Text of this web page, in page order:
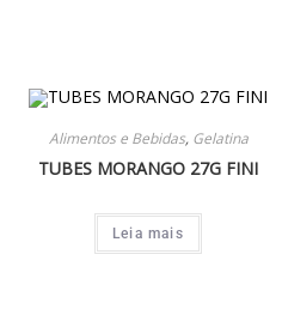
Alimentos e Bebidas, Gelatina
TUBES MORANGO 27G FINI
Leia mais